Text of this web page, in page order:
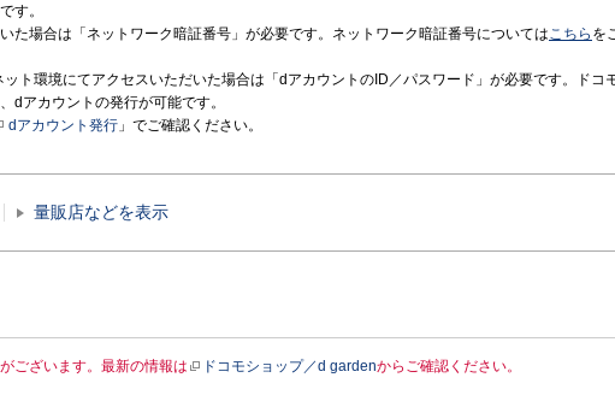
す。
た場合は「ネットワーク暗証番号」が必要です。ネットワーク暗証番号についてはこちら を
ト環境にてアクセスいただいた場合は「dアカウントのID／パスワード」が必要です。ドコ
dアカウントの発行が可能です。
dアカウント発行 」でご確認ください。
量販店などを表示
ございます。最新の情報は ドコモショップ／d gardenからご確認ください。